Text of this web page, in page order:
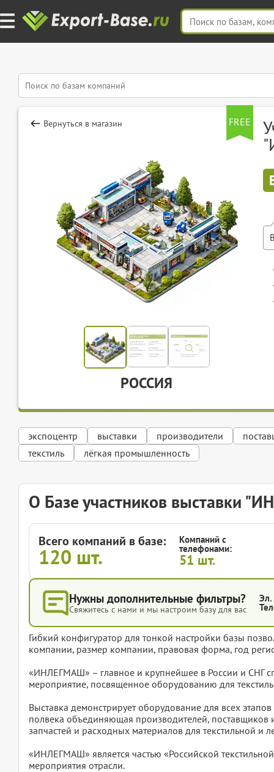
FREE
Вернуться в магазин
РОССИЯ
экспоцентр выставки производители
текстиль
лёгкая промышленность
О Базе участников выставки
Всего компаний в базе:
120 шт.
Компаний с
телефонами:
51 шт.
Нужны дополнительные фильтры?
Свяжитесь с нами и мы настроим базу для вас
Эл.
Гибкий конфигуратор для тонкой настройки базы
компании, размер компании, правовая форма, год
«ИНЛЕГМАШ» – главное и крупнейшее в России и СНГ
мероприятие, посвященное оборудованию для
Выставка демонстрирует оборудование для всех
полвека объединяющая производителей,
запчастей и расходных материалов для текстильной и
«ИНЛЕГМАШ» является частью «Российской
мероприятия отрасли.